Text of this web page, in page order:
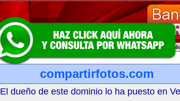
compartirfotos.com
El dueño de este dominio lo ha puesto en